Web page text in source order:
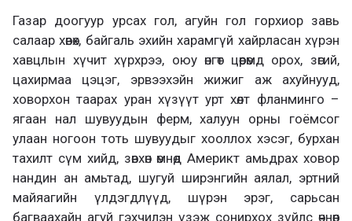
Газар доогуур урсах гол, агуйн гол горхиор завь
салаар хөвөх, байгаль эхийн харамгүй хайрласан хүрэн
хавцлын хүчит хүрхрээ, оюу өнгөт цөөрөмд орох, зөгий,
цахирмаа цэцэг, эрвээхэйн жижиг аж ахуйнууд,
ховорхон таарах уран хүзүүт урт хөлт фланминго –
ягаан нал шувуудын ферм, халуун орны гоёмсог
улаан ногоон тоть шувуудыг хооллох хэсэг, бурхан
тахилт сүм хийд, зөвхөн өмнөд Америкт амьдрах ховор
нандин ан амьтад, шугуй ширэнгийн аялал, эртний
майяагийн үлдэгдлүүд, шүрэн эрэг, сарьсан
багваахайн агуй гэхчилэн үзэж сонирхох зүйлс өчнөөн